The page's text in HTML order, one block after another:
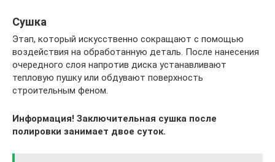
Сушка
Этап, который искусственно сокращают с помощью
воздействия на обработанную деталь. После нанесения
очередного слоя напротив диска устанавливают
тепловую пушку или обдувают поверхность
строительным феном.
Информация! Заключительная сушка после
полировки занимает двое суток.